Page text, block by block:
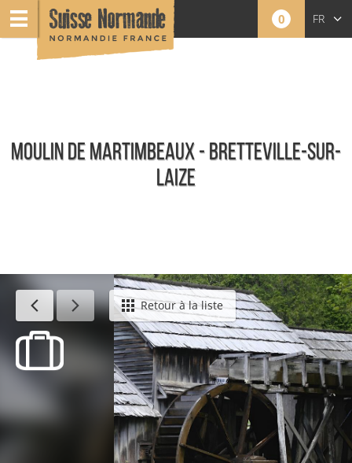
0 FR
MOULIN DE MARTIMBEAUX - BRETTEVILLE-SUR-
LAIZE
Patrimoine bâti Retour à la liste